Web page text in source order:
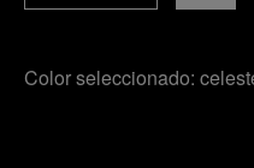
Color seleccionado: